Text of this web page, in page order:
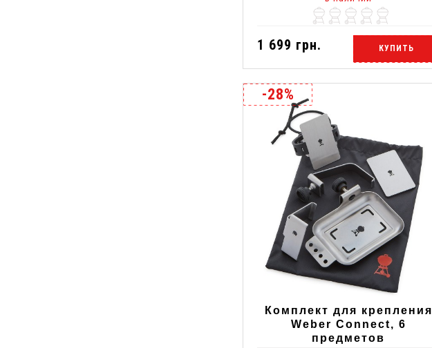
1 699 грн. КУПИТЬ
-28%
Комплект для крепления
Weber Connect, 6
предметов